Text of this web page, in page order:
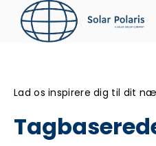
indhold
Lad os inspirere dig til dit